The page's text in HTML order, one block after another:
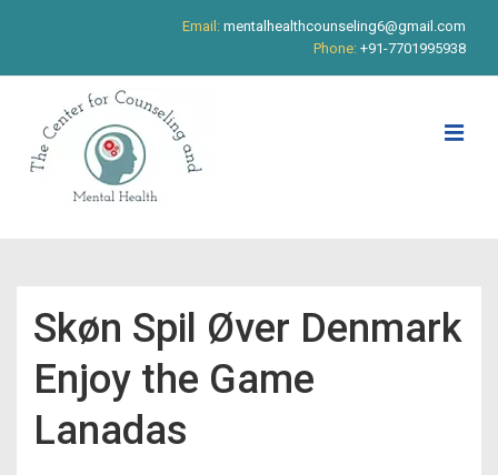
Content
Email: mentalhealthcounseling6@gmail.com
Phone: +91-7701995938
Navigation
Skøn Spil Øver Denmark
Enjoy the Game
Lanadas